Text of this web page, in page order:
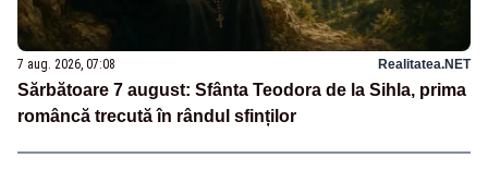
7 aug. 2026, 07:08 Realitatea.NET
Sărbătoare 7 august: Sfânta Teodora de la Sihla, prima
româncă trecută în rândul sfinților